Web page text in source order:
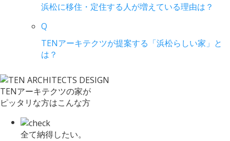
浜松に移住・定住する人が増えている理由は？
Q
TENアーキテクツが提案する「浜松らしい家」と
は？
TENアーキテクツの家が
ピッタリな方はこんな方
全て納得したい。